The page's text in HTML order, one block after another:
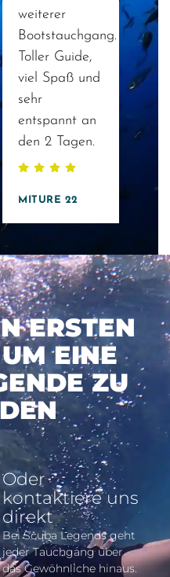
weiterer
Bootstauchgang.
Toller Guide,
viel Spaß und
sehr
entspannt an
den 2 Tagen.
MITURE 22
ERSTEN
EINE
ZU
Oder
kontaktiere uns
direkt
Bei Scuba Legends geht
jeder Tauchgang über
das Gewöhnliche hinaus.